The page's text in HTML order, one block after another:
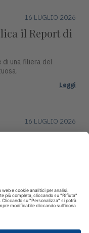
16 LUGLIO 2026
il Report di
di una filiera del
Leggi
16 LUGLIO 2026
Leggi